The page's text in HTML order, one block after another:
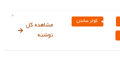
کولر ساندن
مشاهده کل
نوشته